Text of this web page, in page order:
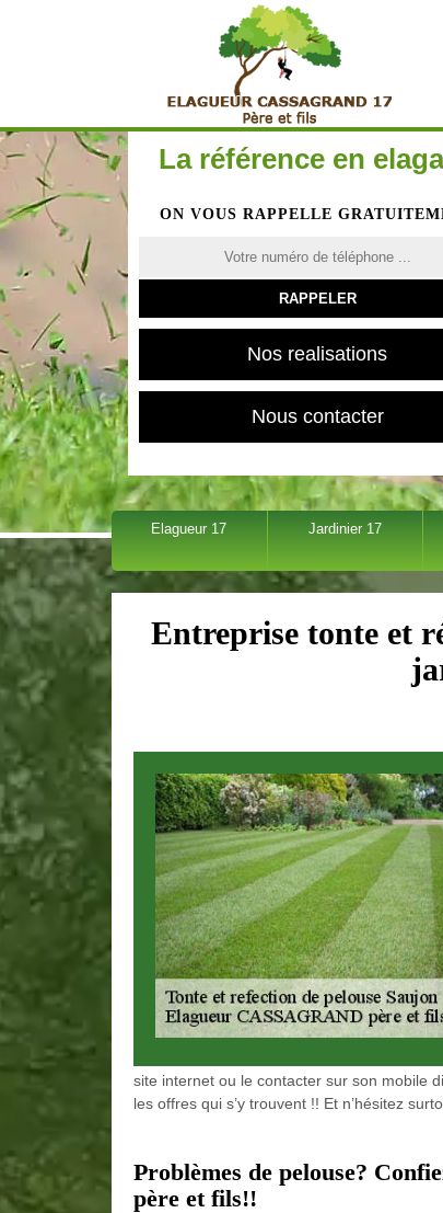
La référence en
ON VOUS RAPPELLE
Nos realisations
Nous contacter
Elagueur 17 Jardinier 17
Entreprise tonte et
site internet ou le contacter sur son mobile
les offres qui s’y trouvent !! Et n’hésitez
Problèmes de pelouse?
père et fils!!